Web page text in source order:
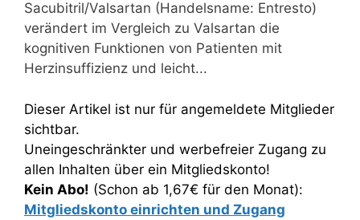
Sacubitril/Valsartan (Handelsname: Entresto)
verändert im Vergleich zu Valsartan die
kognitiven Funktionen von Patienten mit
Herzinsuffizienz und leicht...
Dieser Artikel ist nur für angemeldete Mitglieder
sichtbar.
Uneingeschränkter und werbefreier Zugang zu
allen Inhalten über ein Mitgliedskonto!
Kein Abo! (Schon ab 1,67€ für den Monat):
Mitgliedskonto einrichten und Zugang